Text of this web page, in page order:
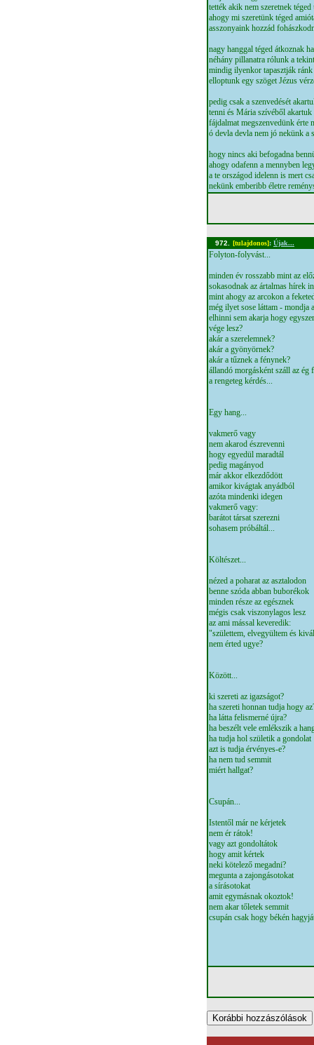
tették akik nem szeretnek
ahogy mi szeretünk téged
asszonyaink hozzád
nagy hanggal téged átkoznak
néhány pillanatra rólunk a
mindig ilyenkor tapasztják
elloptunk egy szöget Jézus
pedig csak a szenvedését
tenni és Mária szívéből
fájdalmat megszenvedünk érte
ó devla devla nem jó nekünk a
hogy nincs aki befogadna
ahogy odafenn a mennyben
a te országod idelenn is mert
nekünk emberibb életre
972. [tulajdonos]: Újak...
Folyton-folyvást...
minden év rosszabb mint az
sokasodnak az ártalmas hírek
mint ahogy az arcokon a
még ilyet sose láttam - mondja
elhinni sem akarja hogy
vége lesz?
akár a szerelemnek?
akár a gyönyörnek?
akár a tűznek a fénynek?
állandó morgásként száll az ég
a rengeteg kérdés...
Egy hang...
vakmerő vagy
nem akarod észrevenni
hogy egyedül maradtál
pedig magányod
már akkor elkezdődött
amikor kivágtak anyádból
azóta mindenki idegen
vakmerő vagy:
barátot társat szerezni
sohasem próbáltál...
Költészet...
nézed a poharat az asztalodon
benne szóda abban buborékok
minden része az egésznek
mégis csak viszonylagos lesz
az ami mással keveredik:
"születtem, elvegyültem és
nem érted ugye?
Között...
ki szereti az igazságot?
ha szereti honnan tudja hogy
ha látta felismerné újra?
ha beszélt vele emlékszik a
ha tudja hol születik a gondolat
azt is tudja érvényes-e?
ha nem tud semmit
miért hallgat?
Csupán...
Istentől már ne kérjetek
nem ér rátok!
vagy azt gondoltátok
hogy amit kértek
neki kötelező megadni?
megunta a zajongásotokat
a sírásotokat
amit egymásnak okoztok!
nem akar tőletek semmit
csupán csak hogy békén